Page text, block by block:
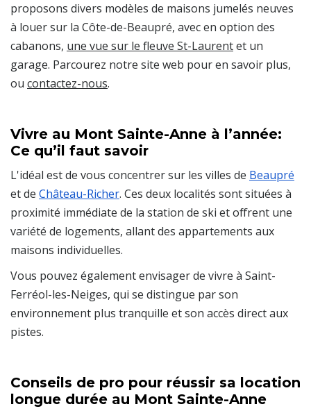
proposons divers modèles de maisons jumelés neuves
à louer sur la Côte-de-Beaupré, avec en option des
cabanons, une vue sur le fleuve St-Laurentet un
garage. Parcourez notre site web pour en savoir plus,
ou contactez-nous.
Vivre au Mont Sainte-Anne à l’année:
Ce qu’il faut savoir
L'idéal est de vous concentrer sur les villes de Beaupré
et de Château-Richer. Ces deux localités sont situées à
proximité immédiate de la station de ski et offrent une
variété de logements, allant des appartements aux
maisons individuelles.
Vous pouvez également envisager de vivre à Saint-
Ferréol-les-Neiges, qui se distingue par son
environnement plus tranquille et son accès direct aux
pistes.
Conseils de pro pour réussir sa location
longue durée au Mont Sainte-Anne